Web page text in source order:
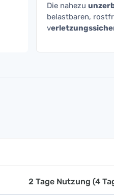
Die nahezu
belastbaren,
v
2 Tage Nutzung (4